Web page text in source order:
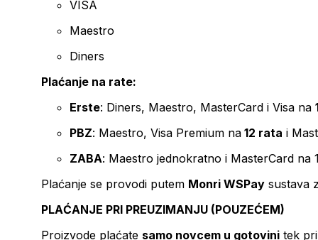
VISA
Maestro
Diners
Plaćanje na rate:
Erste: Diners, Maestro, MasterCard i Visa na
PBZ: Maestro, Visa Premium na 12 rata i
ZABA: Maestro jednokratno i MasterCard na
Plaćanje se provodi putem Monri WSPay sustava
PLAĆANJE PRI PREUZIMANJU (POUZEĆEM)
Proizvode plaćate samo novcem u gotovini tek